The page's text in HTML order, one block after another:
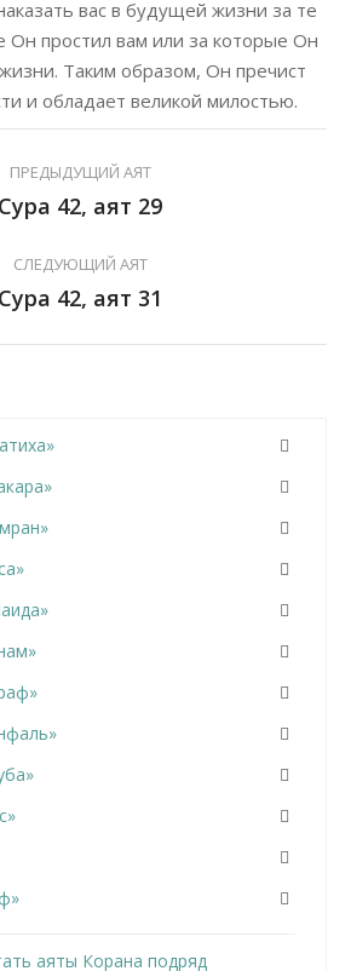
вас в будущей жизни за те
Он простил вам или за которые Он
Таким образом, Он пречист
и обладает великой милостью.
ПРЕДЫДУЩИЙ АЯТ
Сура 42, аят 29
СЛЕДУЮЩИЙ АЯТ
Сура 42, аят 31
аяты Корана подряд